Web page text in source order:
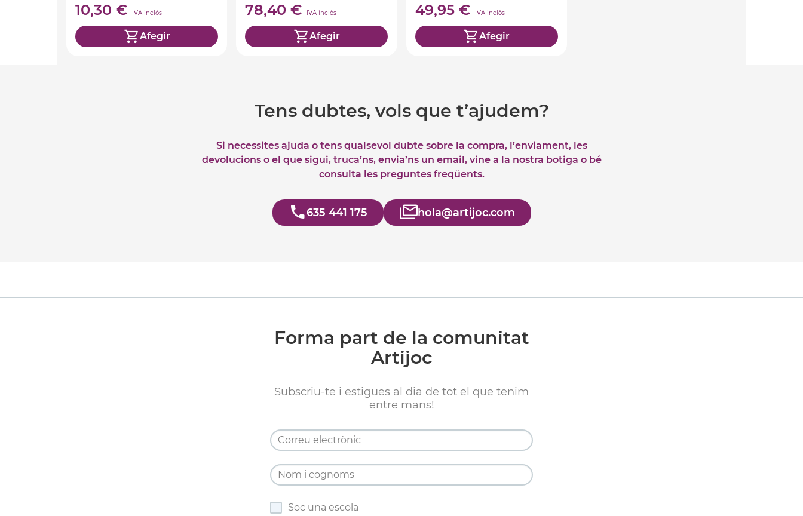
10,30 € IVA inclòs
Afegir
78,40 € IVA inclòs
Afegir
49,95 € IVA inclòs
Afegir
Tens dubtes, vols que t’ajudem?
Si necessites ajuda o tens qualsevol dubte sobre la compra, l’enviament, les
devolucions o el que sigui, truca’ns, envia’ns un email, vine a la nostra botiga o bé
consulta les preguntes freqüents.
635 441 175 hola@artijoc.com
Forma part de la comunitat
Artijoc
Subscriu-te i estigues al dia de tot el que tenim
entre mans!
Soc una escola